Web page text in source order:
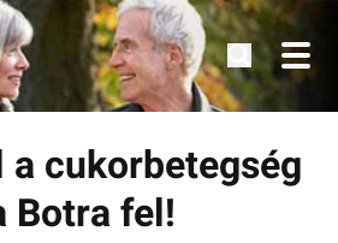
idősek számára.
a cukorbetegség
Botra fel!